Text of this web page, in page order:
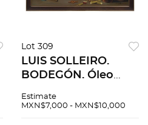
Lot 309
LUIS SOLLEIRO.
BODEGÓN. Óleo
al frente “Luis
Estimate
MXN$7,000 - MXN$10,000